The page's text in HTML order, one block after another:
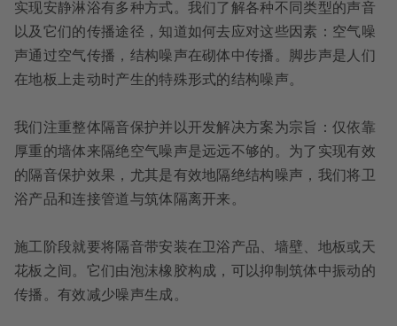
实现安静淋浴有多种方式。我们了解各种不同类型的声音
以及它们的传播途径，知道如何去应对这些因素：空气噪
声通过空气传播，结构噪声在砌体中传播。脚步声是人们
在地板上走动时产生的特殊形式的结构噪声。
我们注重整体隔音保护并以开发解决方案为宗旨：仅依靠
厚重的墙体来隔绝空气噪声是远远不够的。为了实现有效
的隔音保护效果，尤其是有效地隔绝结构噪声，我们将卫
浴产品和连接管道与筑体隔离开来。
施工阶段就要将隔音带安装在卫浴产品、墙壁、地板或天
花板之间。它们由泡沫橡胶构成，可以抑制筑体中振动的
传播。有效减少噪声生成。